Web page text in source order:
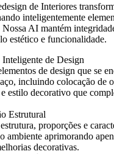
de Interiores
inteligentemente
Nossa AI mantém
estético e funcionalidade.
Inteligente de Design
de design que se
incluindo colocação de
estilo decorativo que
Estrutural
proporções e
ambiente aprimorando
decorativas.